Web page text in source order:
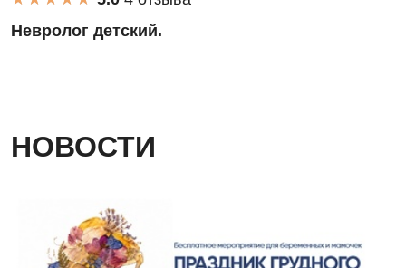
Невролог детский.
НОВОСТИ